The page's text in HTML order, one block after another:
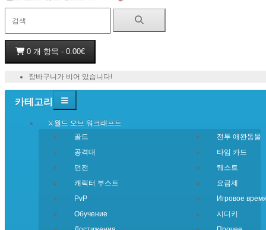
0 개 항목 - 0.00€
장바구니가 비어 있습니다!
카테고리
⚔️월드 오브 워크래프트
골드
공격대
던전
캐릭터 부스트
PvP
Обучение
전투 애완동물
타임 카드
퀘스트
요금제
Игровое
시디키